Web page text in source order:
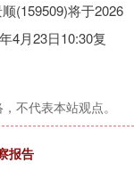
(159509)将于2026
4月23日10:30复
不代表本站观点。
报告